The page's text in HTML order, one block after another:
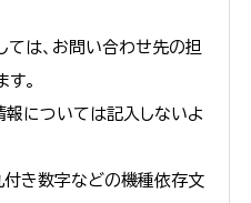
ては、お問い合わせ先の担
。
については記入しないよ
き数字などの機種依存文